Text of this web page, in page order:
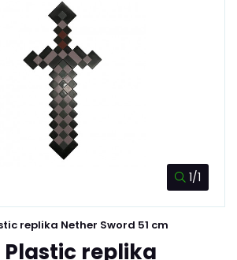
1/1
replika Nether Sword 51 cm
replika